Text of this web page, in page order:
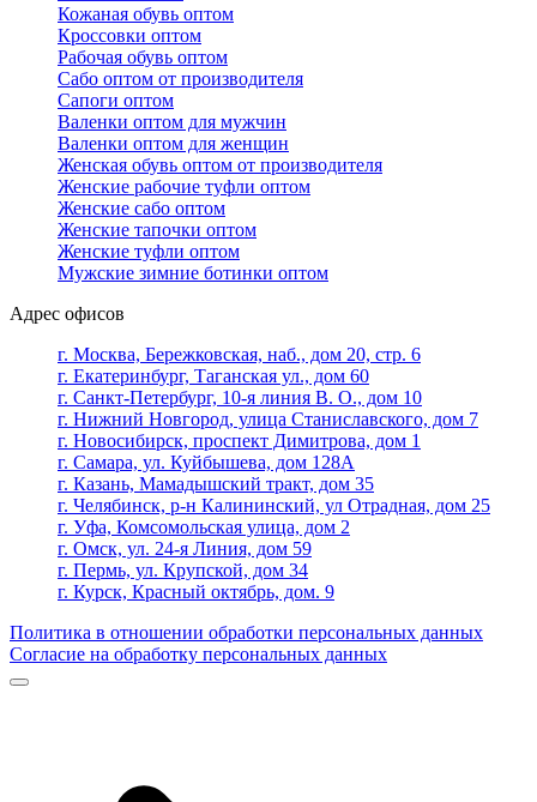
Кожаная обувь оптом
Кроссовки оптом
Рабочая обувь оптом
Сабо оптом от производителя
Сапоги оптом
Валенки оптом для мужчин
Валенки оптом для женщин
Женская обувь оптом от производителя
Женские рабочие туфли оптом
Женские сабо оптом
Женские тапочки оптом
Женские туфли оптом
Мужские зимние ботинки оптом
Адрес офисов
г. Москва, Бережковская, наб., дом 20, стр. 6
г. Екатеринбург, Таганская ул., дом 60
г. Санкт-Петербург, 10-я линия В. О., дом 10
г. Нижний Новгород, улица Станиславского, дом 7
г. Новосибирск, проспект Димитрова, дом 1
г. Самара, ул. Куйбышева, дом 128А
г. Казань, Мамадышский тракт, дом 35
г. Челябинск, р-н Калининский, ул Отрадная, дом 25
г. Уфа, Комсомольская улица, дом 2
г. Омск, ул. 24-я Линия, дом 59
г. Пермь, ул. Крупской, дом 34
г. Курск, Красный октябрь, дом. 9
Политика в отношении обработки персональных данных
Согласие на обработку персональных данных